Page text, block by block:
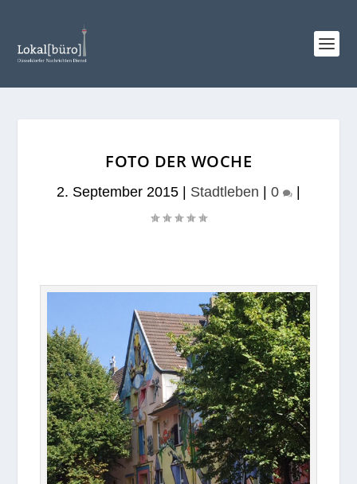
FOTO DER WOCHE
2. September 2015 Stadtleben 0